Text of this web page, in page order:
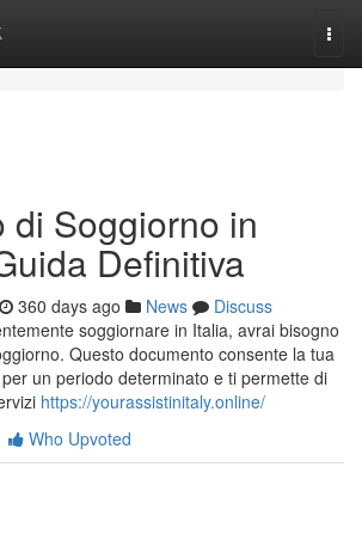
di Soggiorno in
Definitiva
360 days ago News
Discuss
soggiornare in Italia, avrai bisogno
Questo documento consente la tua
un periodo determinato e ti permette di
https://yourassistinitaly.online/
Who Upvoted